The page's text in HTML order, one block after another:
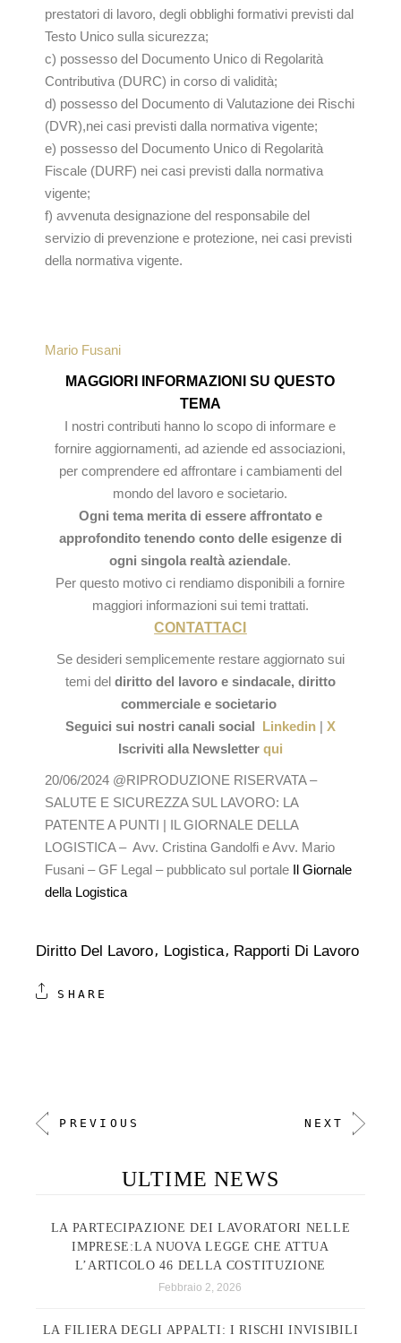
prestatori di lavoro, degli obblighi formativi previsti dal
Testo Unico sulla sicurezza;
c) possesso del Documento Unico di Regolarità
Contributiva (DURC) in corso di validità;
d) possesso del Documento di Valutazione dei Rischi
(DVR),nei casi previsti dalla normativa vigente;
e) possesso del Documento Unico di Regolarità
Fiscale (DURF) nei casi previsti dalla normativa
vigente;
f) avvenuta designazione del responsabile del
servizio di prevenzione e protezione, nei casi previsti
della normativa vigente.
Mario Fusani
MAGGIORI INFORMAZIONI SU QUESTO
TEMA
I nostri contributi hanno lo scopo di informare e
fornire aggiornamenti, ad aziende ed associazioni,
per comprendere ed affrontare i cambiamenti del
mondo del lavoro e societario.
Ogni tema merita di essere affrontato e
approfondito tenendo conto delle esigenze di
ogni singola realtà aziendale.
Per questo motivo ci rendiamo disponibili a fornire
maggiori informazioni sui temi trattati.
CONTATTACI
Se desideri semplicemente restare aggiornato sui
temi del diritto del lavoro e sindacale, diritto
commerciale e societario
Seguici sui nostri canali social Linkedin | X
Iscriviti alla Newsletter qui
20/06/2024 @RIPRODUZIONE RISERVATA –
SALUTE E SICUREZZA SUL LAVORO: LA
PATENTE A PUNTI | IL GIORNALE DELLA
LOGISTICA – Avv. Cristina Gandolfi e Avv. Mario
Fusani – GF Legal – pubblicato sul portale Il Giornale
della Logistica
Diritto Del Lavoro Logistica Rapporti Di Lavoro
SHARE
PREVIOUS NEXT
ULTIME NEWS
LA PARTECIPAZIONE DEI LAVORATORI NELLE
IMPRESE:LA NUOVA LEGGE CHE ATTUA
L’ARTICOLO 46 DELLA COSTITUZIONE
Febbraio 2, 2026
LA FILIERA DEGLI APPALTI: I RISCHI INVISIBILI